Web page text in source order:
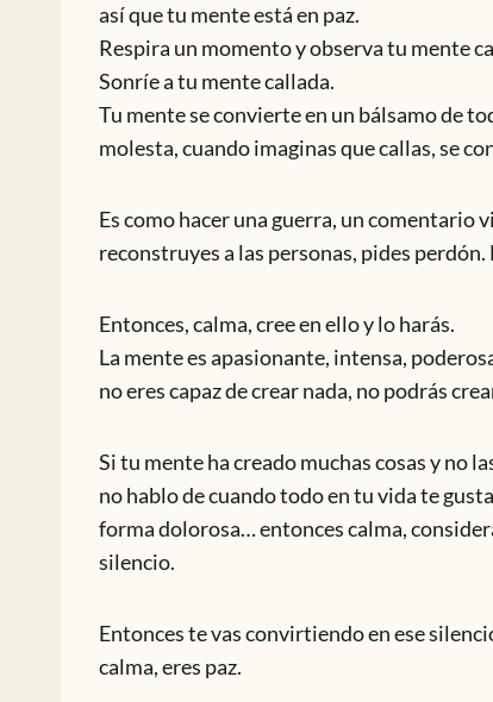
así que tu mente está en paz.
Respira un momento y observa tu mente
Sonríe a tu mente callada.
Tu mente se convierte en un bálsamo de
molesta, cuando imaginas que callas, se
Es como hacer una guerra, un
reconstruyes a las personas, pides
Entonces, calma, cree en ello y lo harás.
La mente es apasionante, intensa,
no eres capaz de crear nada, no podrás
Si tu mente ha creado muchas cosas y no
no hablo de cuando todo en tu vida te
forma dolorosa… entonces calma,
silencio.
Entonces te vas convirtiendo en ese
calma, eres paz.